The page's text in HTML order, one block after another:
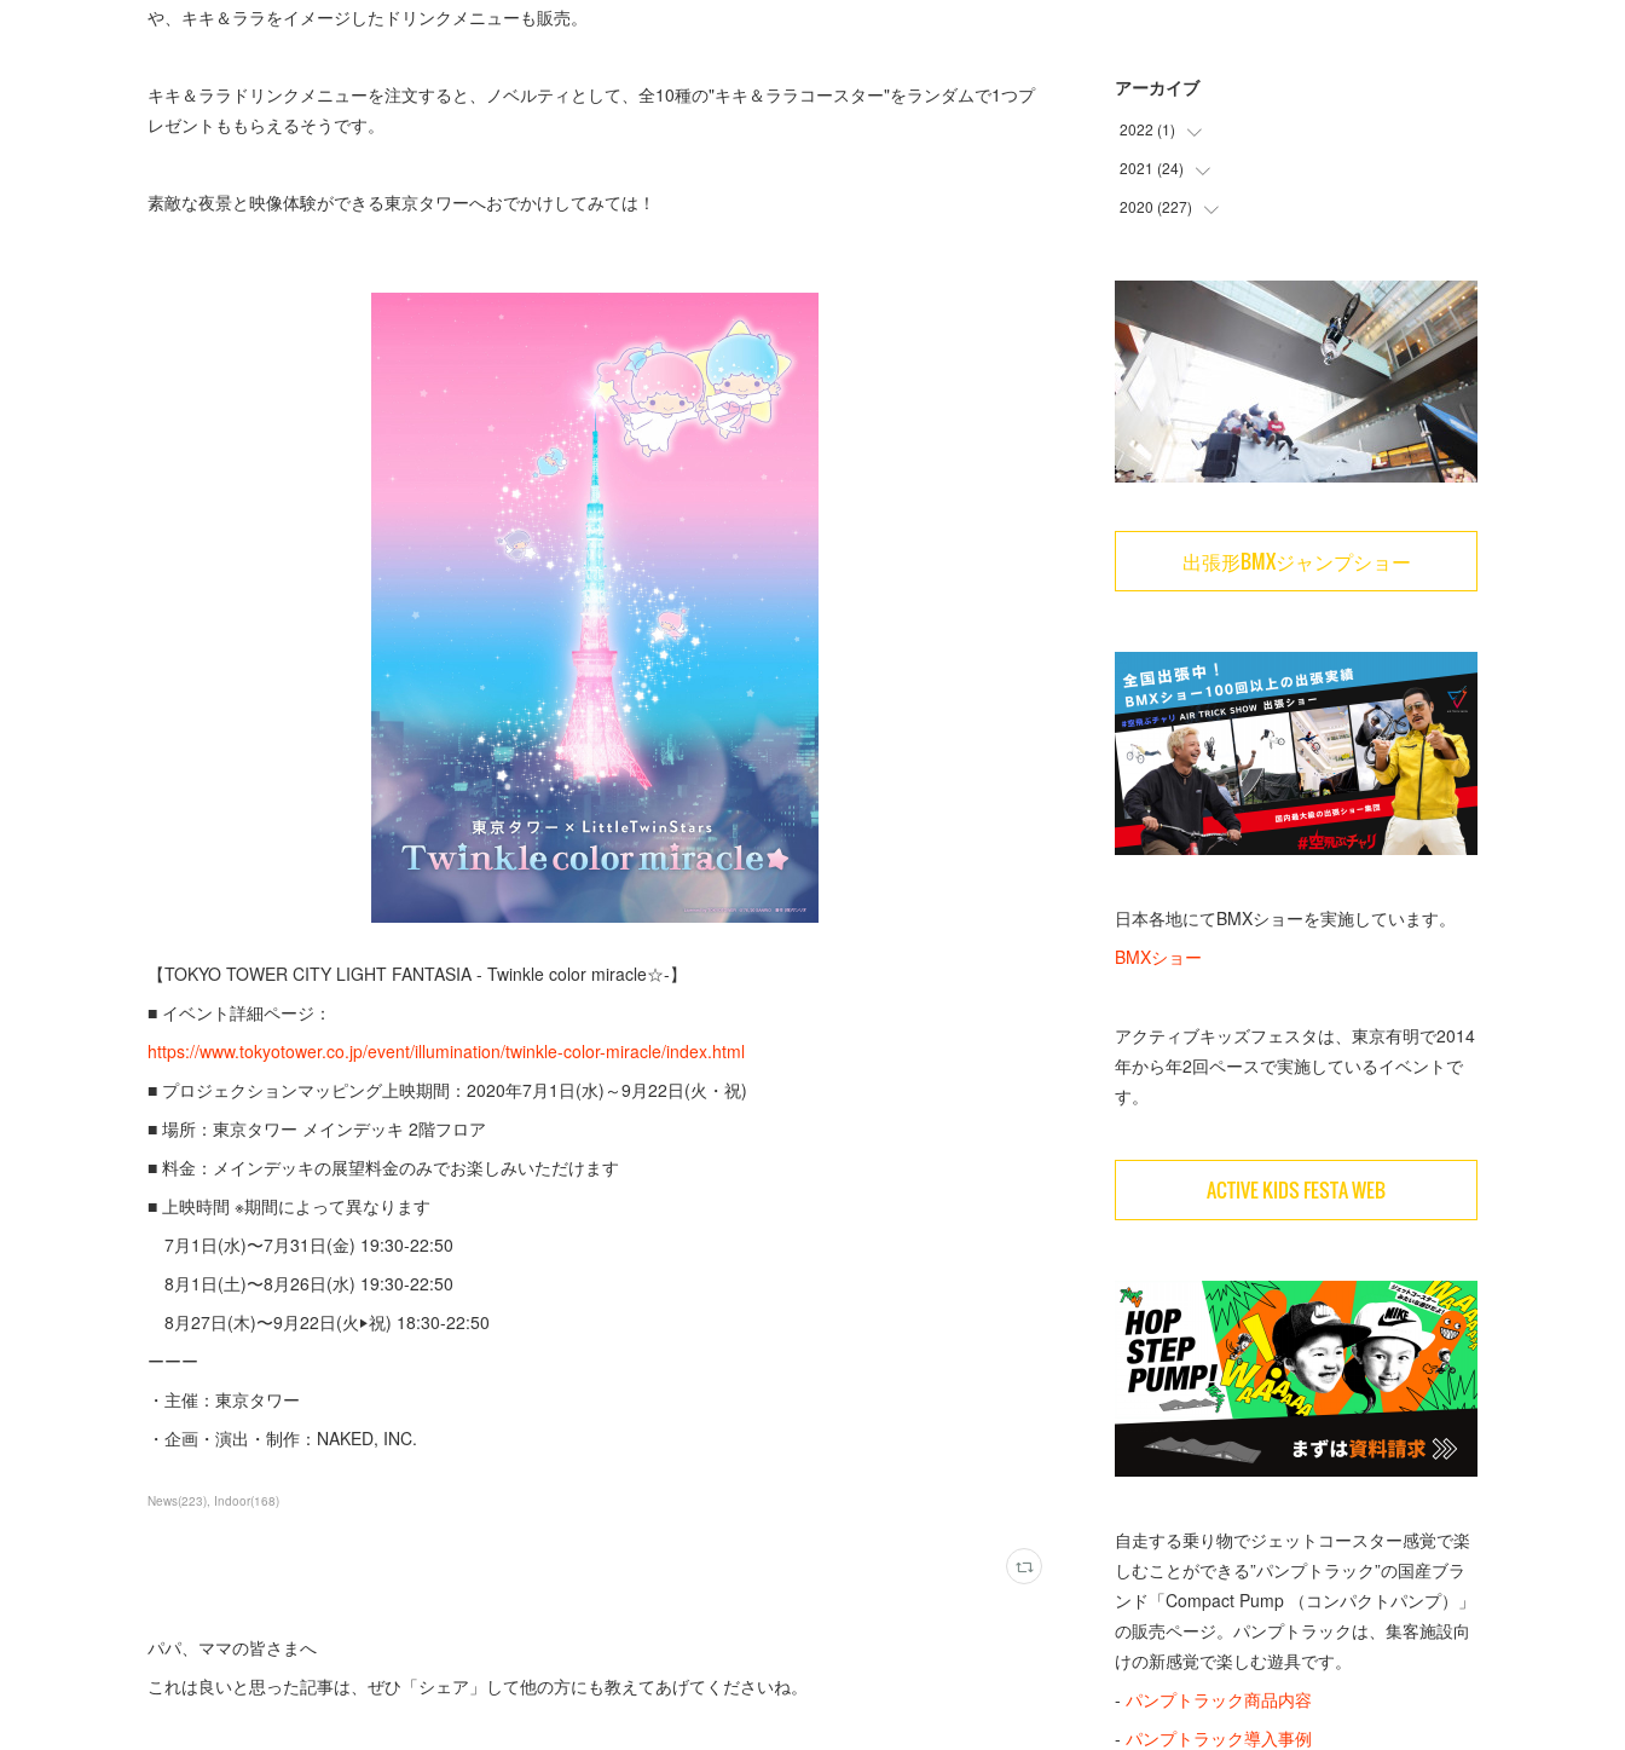
や、キキ＆ララをイメージしたドリンクメニューも販売。
キキ＆ララドリンクメニューを注文すると、ノベルティとして、全10種の"キキ＆ララコースター"をランダムで1つプ
レゼントももらえるそうです。
素敵な夜景と映像体験ができる東京タワーへおでかけしてみては！
【TOKYO TOWER CITY LIGHT FANTASIA - Twinkle color miracle☆-】
■ イベント詳細ページ：
https://www.tokyotower.co.jp/event/illumination/twinkle-color-miracle/index.html
■ プロジェクションマッピング上映期間：2020年7月1日(水)～9月22日(火・祝)
■ 場所：東京タワー メインデッキ 2階フロア
■ 料金：メインデッキの展望料金のみでお楽しみいただけます
■ 上映時間 ※期間によって異なります
7月1日(水)〜7月31日(金) 19:30-22:50
8月1日(土)〜8月26日(水) 19:30-22:50
8月27日(木)〜9月22日(火‣祝) 18:30-22:50
ーーー
・主催：東京タワー
・企画・演出・制作：NAKED, INC.
News(223) Indoor(168)
パパ、ママの皆さまへ
これは良いと思った記事は、ぜひ「シェア」して他の方にも教えてあげてくださいね。
アーカイブ
2022 (1)
(1
2021 (24)
(3)
(6)
(1
(
2020 (227)
(8)
(20
)
出張形BMXジャンプショー
日本各地にてBMXショーを実施しています。
BMXショー
アクティブキッズフェスタは、東京有明で2014
年から年2回ペースで実施しているイベントで
す。
ACTIVE KIDS FESTA WEB
自走する乗り物でジェットコースター感覚で楽
しむことができる”パンプトラック”の国産ブラ
ンド「Compact Pump （コンパクトパンプ）」
の販売ページ。パンプトラックは、集客施設向
けの新感覚で楽しむ遊具です。
- パンプトラック商品内容
- パンプトラック導入事例